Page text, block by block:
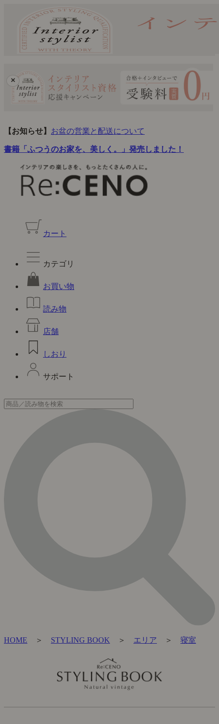
×
【お知らせ】 お盆の営業と配送について
書籍「ふつうのお家を、美しく。」発売しました！
カート
カテゴリ
お買い物
読み物
店舗
しおり
サポート
HOME ＞ STYLING BOOK ＞ エリア ＞ 寝室